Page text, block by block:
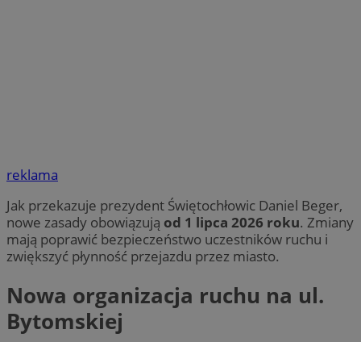
reklama
Jak przekazuje prezydent Świętochłowic Daniel Beger,
nowe zasady obowiązują od 1 lipca 2026 roku. Zmiany
mają poprawić bezpieczeństwo uczestników ruchu i
zwiększyć płynność przejazdu przez miasto.
Nowa organizacja ruchu na ul.
Bytomskiej